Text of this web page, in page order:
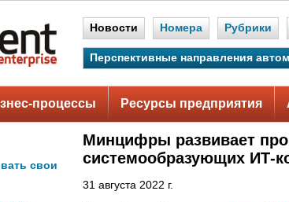
Новости Номера Рубрики
Перспективные направления
процессы Ресурсы предприятия
свои
Минцифры развивает
системообразующих ИТ-
31 августа 2022 г.